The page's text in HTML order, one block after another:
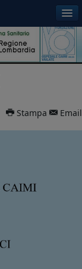
Stampa Email